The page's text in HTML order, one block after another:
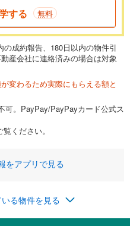
可能です。多くの金融機関
としています。
万円
7,299万円
る金額を入力してくださ
でが目安です。
万円
してください。
によって異なります。
する 無料
成約報告、180日以内の物件引
産会社に連絡済みの場合は対象
変わるため実際にもらえる額と
可。PayPay/PayPayカード公式ス
覧ください。
をアプリで見る
る物件を見る